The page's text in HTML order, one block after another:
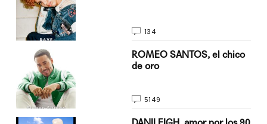
134
ROMEO SANTOS, el chico
de oro
5149